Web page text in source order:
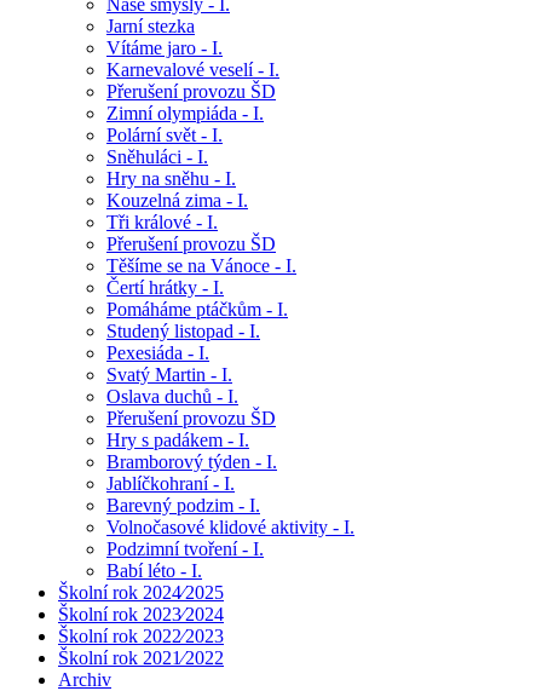
Jarní stezka
Vítáme jaro - I.
Karnevalové veselí - I.
Přerušení provozu ŠD
Zimní olympiáda - I.
Polární svět - I.
Sněhuláci - I.
Hry na sněhu - I.
Kouzelná zima - I.
Tři králové - I.
Přerušení provozu ŠD
Těšíme se na Vánoce - I.
Čertí hrátky - I.
Pomáháme ptáčkům - I.
Studený listopad - I.
Pexesiáda - I.
Svatý Martin - I.
Oslava duchů - I.
Přerušení provozu ŠD
Hry s padákem - I.
Bramborový týden - I.
Jablíčkohraní - I.
Barevný podzim - I.
Volnočasové klidové aktivity - I.
Podzimní tvoření - I.
Babí léto - I.
Školní rok 2024⁄2025
Školní rok 2023⁄2024
Školní rok 2022⁄2023
Školní rok 2021⁄2022
Archiv